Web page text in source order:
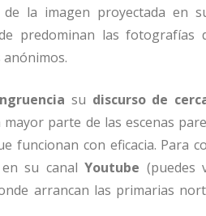
la imagen proyectada en
predominan las fotografías
su discurso de
parte de las escenas
funcionan con eficacia. Para
en su canalYoutube (puedes
arrancan las primarias